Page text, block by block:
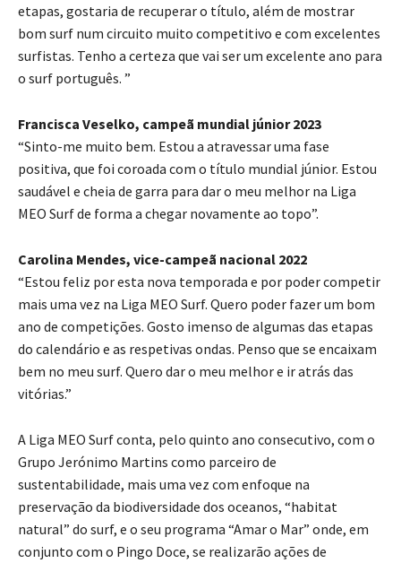
etapas, gostaria de recuperar o título, além de mostrar
bom surf num circuito muito competitivo e com excelentes
surfistas. Tenho a certeza que vai ser um excelente ano para
o surf português. ”
Francisca Veselko, campeã mundial júnior 2023
“Sinto-me muito bem. Estou a atravessar uma fase
positiva, que foi coroada com o título mundial júnior. Estou
saudável e cheia de garra para dar o meu melhor na Liga
MEO Surf de forma a chegar novamente ao topo”.
Carolina Mendes, vice-campeã nacional 2022
“Estou feliz por esta nova temporada e por poder competir
mais uma vez na Liga MEO Surf. Quero poder fazer um bom
ano de competições. Gosto imenso de algumas das etapas
do calendário e as respetivas ondas. Penso que se encaixam
bem no meu surf. Quero dar o meu melhor e ir atrás das
vitórias.”
A Liga MEO Surf conta, pelo quinto ano consecutivo, com o
Grupo Jerónimo Martins como parceiro de
sustentabilidade, mais uma vez com enfoque na
preservação da biodiversidade dos oceanos, “habitat
natural” do surf, e o seu programa “Amar o Mar” onde, em
conjunto com o Pingo Doce, se realizarão ações de